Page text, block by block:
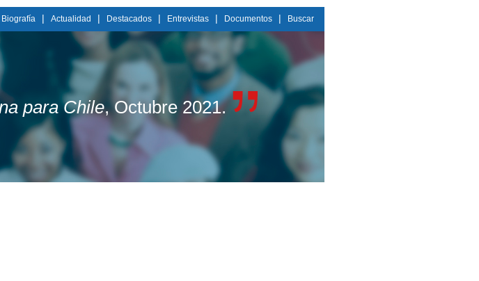
Biografía | Actualidad | Destacados | Entrevistas | Documentos | Buscar
para Chile, Octubre 2021.